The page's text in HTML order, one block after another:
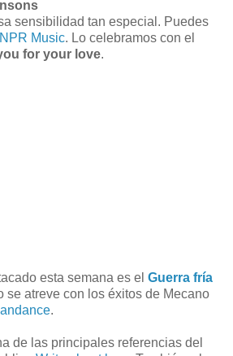
sensibilidad tan especial. Puedes
NPR Music. Lo celebramos con el
for your love.
esta semana es el Guerra fría
se atreve con los éxitos de Mecano
.
de las principales referencias del